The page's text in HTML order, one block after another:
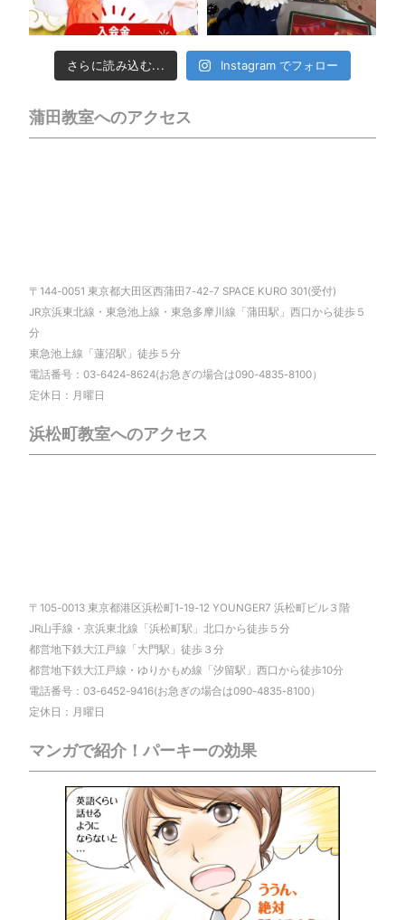
さらに読み込む... Instagram でフォロー
蒲田教室へのアクセス
〒144-0051 東京都大田区西蒲田7-42-7 SPACE KURO 301(受付)
JR京浜東北線・東急池上線・東急多摩川線「蒲田駅」西口から徒歩５
分
東急池上線「蓮沼駅」徒歩５分
電話番号：03-6424-8624(お急ぎの場合は090-4835-8100）
定休日：月曜日
浜松町教室へのアクセス
〒105-0013 東京都港区浜松町1-19-12 YOUNGER7 浜松町ビル３階
JR山手線・京浜東北線「浜松町駅」北口から徒歩５分
都営地下鉄大江戸線「大門駅」徒歩３分
都営地下鉄大江戸線・ゆりかもめ線「汐留駅」西口から徒歩10分
電話番号：03-6452-9416(お急ぎの場合は090-4835-8100）
定休日：月曜日
マンガで紹介！パーキーの効果